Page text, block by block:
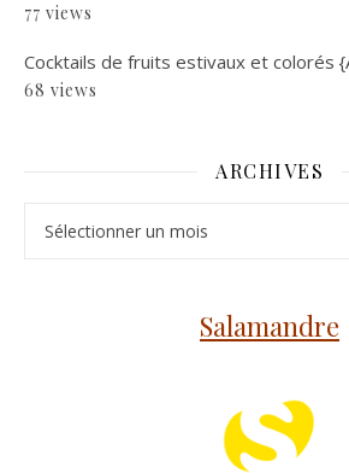
77 views
Cocktails de fruits estivaux et colorés
68 views
ARCHIVES
Salamandre